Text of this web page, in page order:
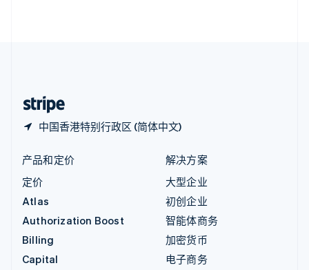
中国香港特别行政区 (简体中文)
产品和定价
定价
Atlas
Authorization Boost
Billing
Capital
解决方案
大型企业
初创企业
智能体商务
加密货币
电子商务